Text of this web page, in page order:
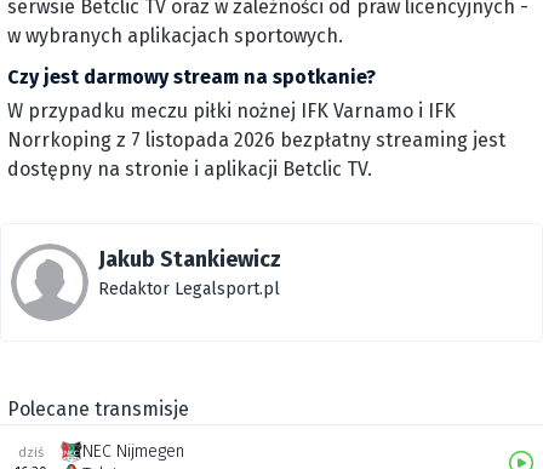
serwsie Betclic TV oraz w zależności od praw licencyjnych -
w wybranych aplikacjach sportowych.
Czy jest darmowy stream na spotkanie?
W przypadku meczu piłki nożnej IFK Varnamo i IFK
Norrkoping z 7 listopada 2026 bezpłatny streaming jest
dostępny na stronie i aplikacji Betclic TV.
Jakub Stankiewicz
Redaktor Legalsport.pl
Polecane transmisje
dziś
NEC Nijmegen